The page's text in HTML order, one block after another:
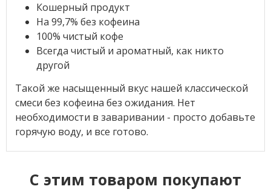
Кошерный продукт
На 99,7% без кофеина
100% чистый кофе
Всегда чистый и ароматный, как никто
другой
Такой же насыщенный вкус нашей классической
смеси без кофеина без ожидания. Нет
необходимости в заваривании - просто добавьте
горячую воду, и все готово.
C этим товаром покупают